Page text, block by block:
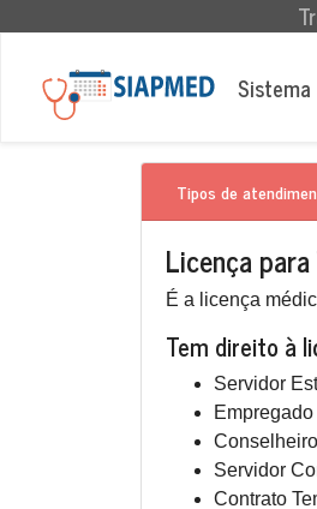
Tipos de
Licença
É a licença
Tem direito à
Servidor
Servidor
Contrato